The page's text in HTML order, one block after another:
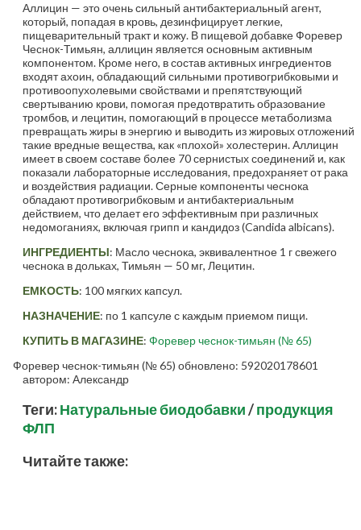
Аллицин — это очень сильный антибактериальный агент,
который, попадая в кровь, дезинфицирует легкие,
пищеварительный тракт и кожу. В пищевой добавке Форевер
Чеснок-Тимьян, аллицин является основным активным
компонентом. Кроме него, в состав активных ингредиентов
входят ахоин, обладающий сильными противогрибковыми и
противоопухолевыми свойствами и препятствующий
свертыванию крови, помогая предотвратить образование
тромбов, и лецитин, помогающий в процессе метаболизма
превращать жиры в энергию и выводить из жировых отложений
такие вредные вещества, как «плохой» холестерин. Аллицин
имеет в своем составе более 70 сернистых соединений и, как
показали лабораторные исследования, предохраняет от рака
и воздействия радиации. Серные компоненты чеснока
обладают противогрибковым и антибактериальным
действием, что делает его эффективным при различных
недомоганиях, включая грипп и кандидоз (Candida albicans).
ИНГРЕДИЕНТЫ: Масло чеснока, эквивалентное 1 г свежего
чеснока в дольках, Тимьян — 50 мг, Лецитин.
ЕМКОСТЬ: 100 мягких капсул.
НАЗНАЧЕНИЕ: по 1 капсуле с каждым приемом пищи.
КУПИТЬ В МАГАЗИНЕ: Форевер чеснок-тимьян (№ 65)
Форевер чеснок-тимьян (№ 65) обновлено: 592020178601
автором: Александр
Теги:Натуральные биодобавки/продукция
ФЛП
Читайте также: